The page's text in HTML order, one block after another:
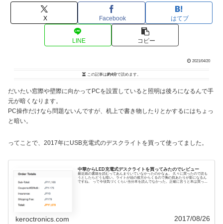
X Facebook はてブ
LINE コピー
2021/04/20
この記事は約4分で読めます。
だいたい窓際や壁際に向かってPCを設置していると照明は後ろになるんで手
元が暗くなります。
PC操作だけなら問題ないんですが、机上で書き物したりとかするにはちょっ
と暗い。
ってことで、2017年にUSB充電式のデスクライトを買って使ってました。
中華からLED充電式デスクライトを買ってみたのでレビュー
最近紙の書籍を読むってあんまりいていなかったのかなぁ。 久々に買ったので読も
うとしたらどうも暗い。ライトが頭の後方からくるので胸の前あたりが影になるん
ですね。 って今頃気づくくらい当分本を読んでなかった。正確に言うと本は買って
keroctronics.com 2017/08/26